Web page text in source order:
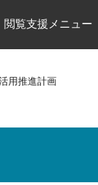
閲覧支援メニュー
用推進計画